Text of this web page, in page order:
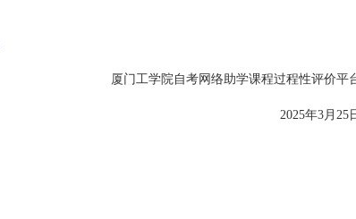
厦门工学院自考网络助学课程过程性评价平
2025年3月25